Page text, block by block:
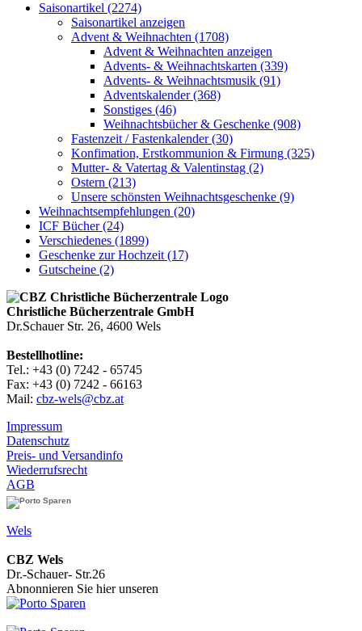
Saisonartikel (2274)
Saisonartikel anzeigen
Advent & Weihnachten (1708)
Advent & Weihnachten anzeigen
Advents- & Weihnachtskarten (339)
Advents- & Weihnachtsmusik (91)
Adventskalender (368)
Sonstiges (46)
Weihnachtsbücher & Geschenke (908)
Fastenzeit / Fastenkalender (30)
Konfimation, Erstkommunion & Firmung (325)
Mutter- & Vatertag & Valentinstag (2)
Ostern (213)
Unsere schönsten Weihnachtsgeschenke (9)
Weihnachtsempfehlungen (20)
ICF Bücher (24)
Verschiedenes (1899)
Geschenke zur Hochzeit (17)
Gutscheine (2)
Christliche Bücherzentrale GmbH
Dr.Schauer Str. 26, 4600 Wels
Bestellhotline:
Tel.: +43 (0) 7242 - 65745
Fax: +43 (0) 7242 - 66163
Mail: cbz-wels@cbz.at
Impressum
Datenschutz
Preis- und Versandinfo
Wiederrufsrecht
AGB
Wels
CBZ Wels
Dr.-Schauer- Str.26
Abnonnieren Sie hier unseren